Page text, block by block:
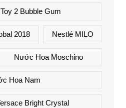
2 Bubble Gum
2018 Nestlé MILO
Nước Hoa Moschino
Hoa Nam
Bright Crystal